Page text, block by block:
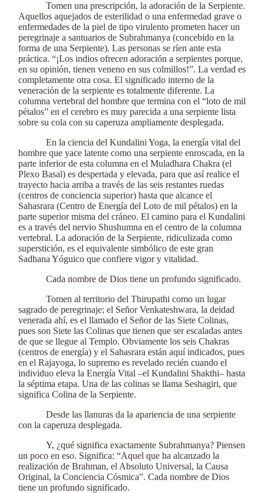
Tomen una prescripción, la adoración de la Serpiente.
Aquellos aquejados de esterilidad o una enfermedad grave o
enfermedades de la piel de tipo virulento prometen hacer un
peregrinaje a santuarios de Subrahmanya (concebido en la
forma de una Serpiente). Las personas se ríen ante esta
práctica. “¡Los indios ofrecen adoración a serpientes porque,
en su opinión, tienen veneno en sus colmillos!”. La verdad es
completamente otra cosa. El significado interno de la
veneración de la serpiente es totalmente diferente. La
columna vertebral del hombre que termina con el “loto de mil
pétalos” en el cerebro es muy parecida a una serpiente lista
sobre su cola con su caperuza ampliamente desplegada.
En la ciencia del Kundalini Yoga, la energía vital del
hombre que yace latente como una serpiente enroscada, en la
parte inferior de esta columna en el Muladhara Chakra (el
Plexo Basal) es despertada y elevada, para que así realice el
trayecto hacia arriba a través de las seis restantes ruedas
(centros de conciencia superior) hasta que alcance el
Sahasrara (Centro de Energía del Loto de mil pétalos) en la
parte superior misma del cráneo. El camino para el Kundalini
es a través del nervio Shushumna en el centro de la columna
vertebral. La adoración de la Serpiente, ridiculizada como
superstición, es el equivalente simbólico de este gran
Sadhana Yóguico que confiere vigor y vitalidad.
Cada nombre de Dios tiene un profundo significado.
Tomen al territorio del Thirupathi como un lugar
sagrado de peregrinaje; el Señor Venkateshwara, la deidad
venerada ahí, es el llamado el Señor de las Siete Colinas,
pues son Siete las Colinas que tienen que ser escaladas antes
de que se llegue al Templo. Obviamente los seis Chakras
(centros de energía) y el Sahasrara están aquí indicados, pues
en el Rajayoga, lo supremo es revelado recién cuando el
individuo eleva la Energía Vital –el Kundalini Shakthi– hasta
la séptima etapa. Una de las colinas se llama Seshagiri, que
significa Colina de la Serpiente.
Desde las llanuras da la apariencia de una serpiente
con la caperuza desplegada.
Y, ¿qué significa exactamente Subrahmanya? Piensen
un poco en eso. Significa: “Aquel que ha alcanzado la
realización de Brahman, el Absoluto Universal, la Causa
Original, la Conciencia Cósmica”. Cada nombre de Dios
tiene un profundo significado.